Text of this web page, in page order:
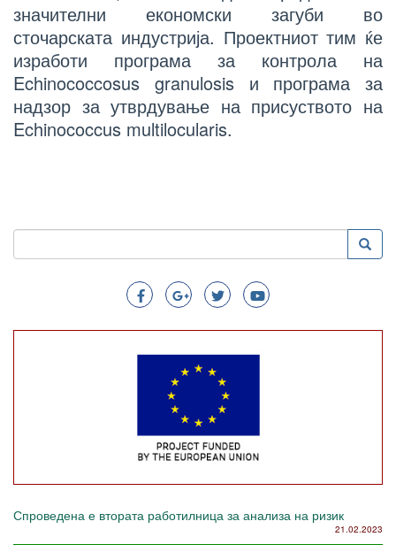
значителни економски загуби во
сточарската индустрија. Проектниот тим ќе
изработи програма за контрола на
Echinococcosus granulosis и програма за
надзор за утврдување на присуството на
Echinococcus multilocularis.
Search
Пребарување
Спроведена е втората работилница за анализа на ризик
21.02.2023